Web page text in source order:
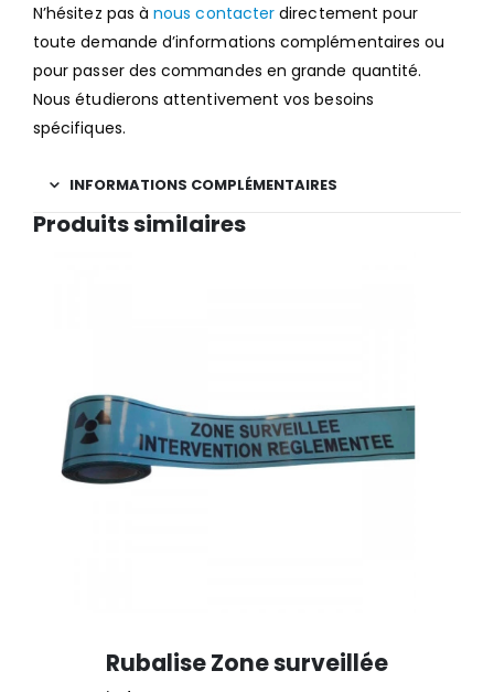
N’hésitez pas ànous contacter directement pour
toute demande d’informations complémentaires ou
pour passer des commandes en grande quantité.
Nous étudierons attentivement vos besoins
spécifiques.
INFORMATIONS COMPLÉMENTAIRES
Produits similaires
Rubalise Zone surveillée